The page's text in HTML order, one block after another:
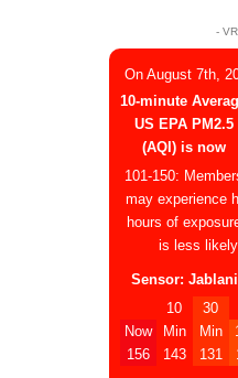
-
On August 7th,
10-minute
US EPA PM2.5
(AQI) is now
101-150:
may experience
hours of
is less
Sensor:
Now
156
10
Min
143
30
Min
131